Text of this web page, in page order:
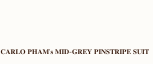
𝐂𝐀𝐑𝐋𝐎 𝐏𝐇𝐀𝐌'𝐬 𝐌𝐈𝐃-𝐆𝐑𝐄𝐘 𝐏𝐈𝐍𝐒𝐓𝐑𝐈𝐏𝐄 𝐒𝐔𝐈𝐓